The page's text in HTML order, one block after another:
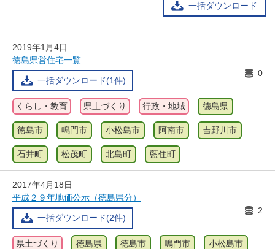
一括ダウンロード
2019年1月4日
徳島県営住宅一覧
一括ダウンロード(1件)
0
くらし・教育 県土づくり 行政・地域 徳島県
徳島市 鳴門市 小松島市 阿南市 吉野川市
石井町 松茂町 北島町 藍住町
2017年4月18日
平成２９年地価公示（徳島県分）
一括ダウンロード(2件)
2
県土づくり 徳島県 徳島市 鳴門市 小松島市